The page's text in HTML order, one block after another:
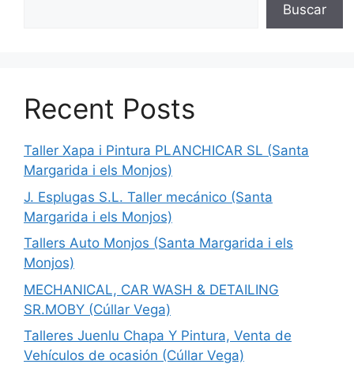
Buscar
Recent Posts
Taller Xapa i Pintura PLANCHICAR SL (Santa
Margarida i els Monjos)
J. Esplugas S.L. Taller mecánico (Santa
Margarida i els Monjos)
Tallers Auto Monjos (Santa Margarida i els
Monjos)
MECHANICAL, CAR WASH & DETAILING
SR.MOBY (Cúllar Vega)
Talleres Juenlu Chapa Y Pintura, Venta de
Vehículos de ocasión (Cúllar Vega)